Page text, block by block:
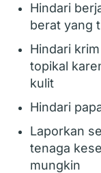
Hindari
berat yang
Hindari
topikal
kulit
Hindari
Laporkan
tenaga
mungkin